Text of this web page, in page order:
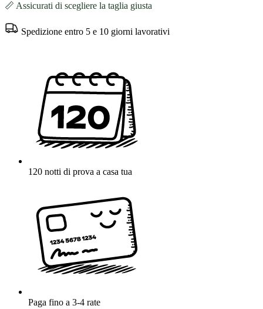
📏 Assicurati di scegliere la taglia giusta
Spedizione entro 5 e 10 giorni lavorativi
120 notti di prova a casa tua
Paga fino a 3-4 rate